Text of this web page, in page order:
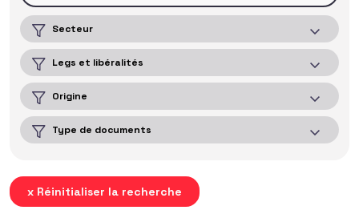
x Réinitialiser la recherche